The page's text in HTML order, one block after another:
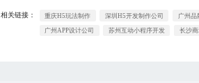
相关链接： 重庆H5玩法制作 深圳H5开发制作公司 广州品
广州APP设计公司 苏州互动小程序开发 长沙